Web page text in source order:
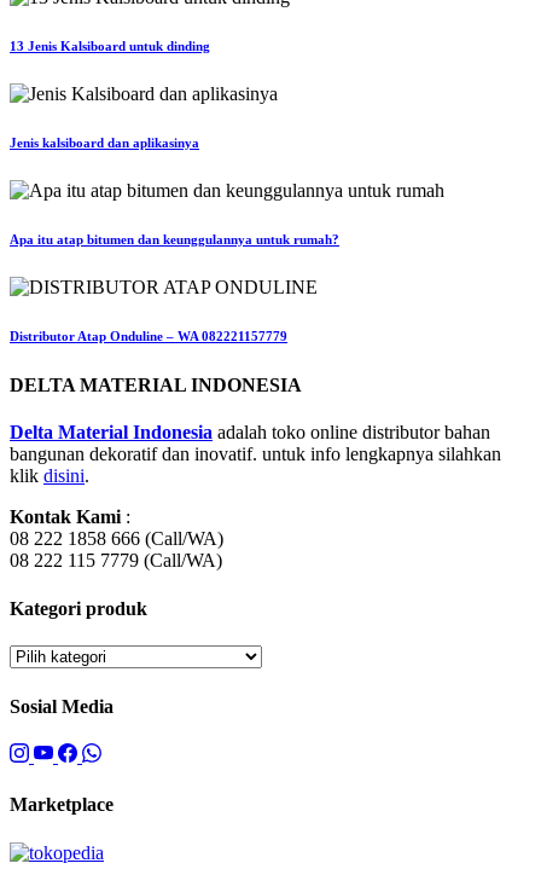
13 Jenis Kalsiboard untuk dinding
Jenis kalsiboard dan aplikasinya
Apa itu atap bitumen dan keunggulannya untuk rumah?
Distributor Atap Onduline – WA 082221157779
DELTA MATERIAL INDONESIA
Delta Material Indonesia adalah toko online distributor bahan
bangunan dekoratif dan inovatif. untuk info lengkapnya silahkan
klik disini.
Kontak Kami :
08 222 1858 666 (Call/WA)
08 222 115 7779 (Call/WA)
Kategori produk
Sosial Media
Marketplace